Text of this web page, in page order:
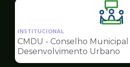
da
de
INSTITUCIONAL
CMDU - Conselho Municipal
Desenvolvimento Urbano